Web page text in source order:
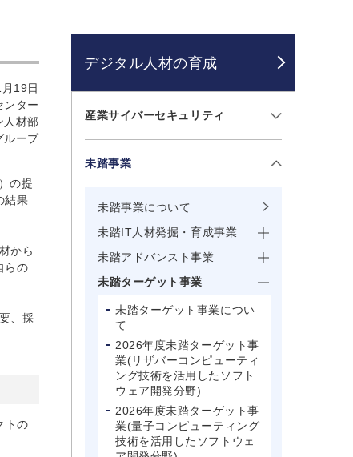
19日
ンター
人材部
ループ
の提
結果
から
らの
、採
トの
デジタル人材の育成
産業サイバーセキュリティ
未踏事業
未踏事業について
未踏IT人材発掘・育成事業
未踏アドバンスト事業
未踏ターゲット事業
未踏ターゲット事業につい
て
2026年度未踏ターゲット事
業(リザバーコンピューティ
ング技術を活用したソフト
ウェア開発分野)
2026年度未踏ターゲット事
業(量子コンピューティング
技術を活用したソフトウェ